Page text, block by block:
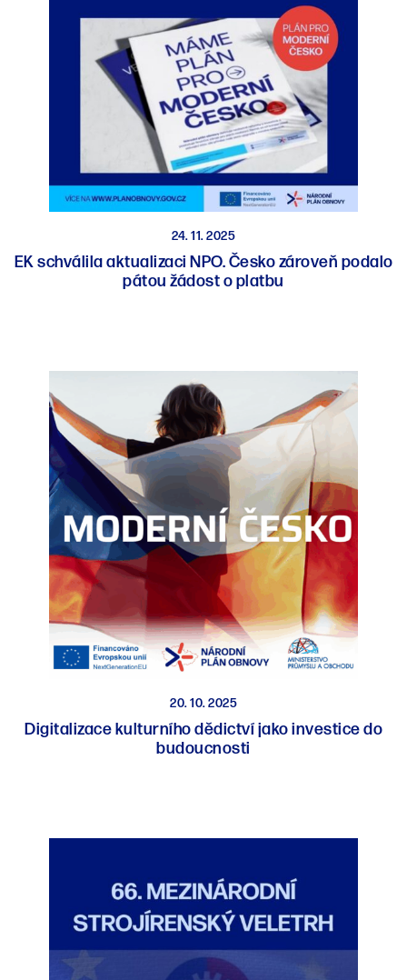
24. 11. 2025
EK schválila aktualizaci NPO. Česko zároveň podalo
pátou žádost o platbu
20. 10. 2025
Digitalizace kulturního dědictví jako investice do
budoucnosti